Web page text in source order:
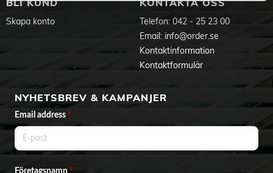
BLI KUND
Skapa konto
KONTAKTA OSS
Telefon: 042 - 25 23 00
Email: info@order.se
Kontaktinformation
Kontaktformulär
NYHETSBREV & KAMPANJER
Email address *
Företagsnamn *